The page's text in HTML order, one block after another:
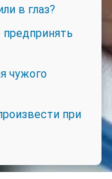
в глаз?
чужого
при